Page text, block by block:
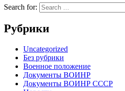
Search for:
Рубрики
Uncategorized
Без рубрики
Военное положение
Документы ВОИНР
Документы ВОИНР СССР